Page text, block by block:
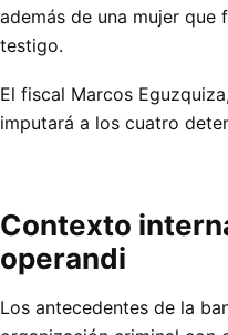
además de una mujer
testigo.
El fiscal Marcos
imputará a los cuatro
Contexto
operandi
Los antecedentes de la